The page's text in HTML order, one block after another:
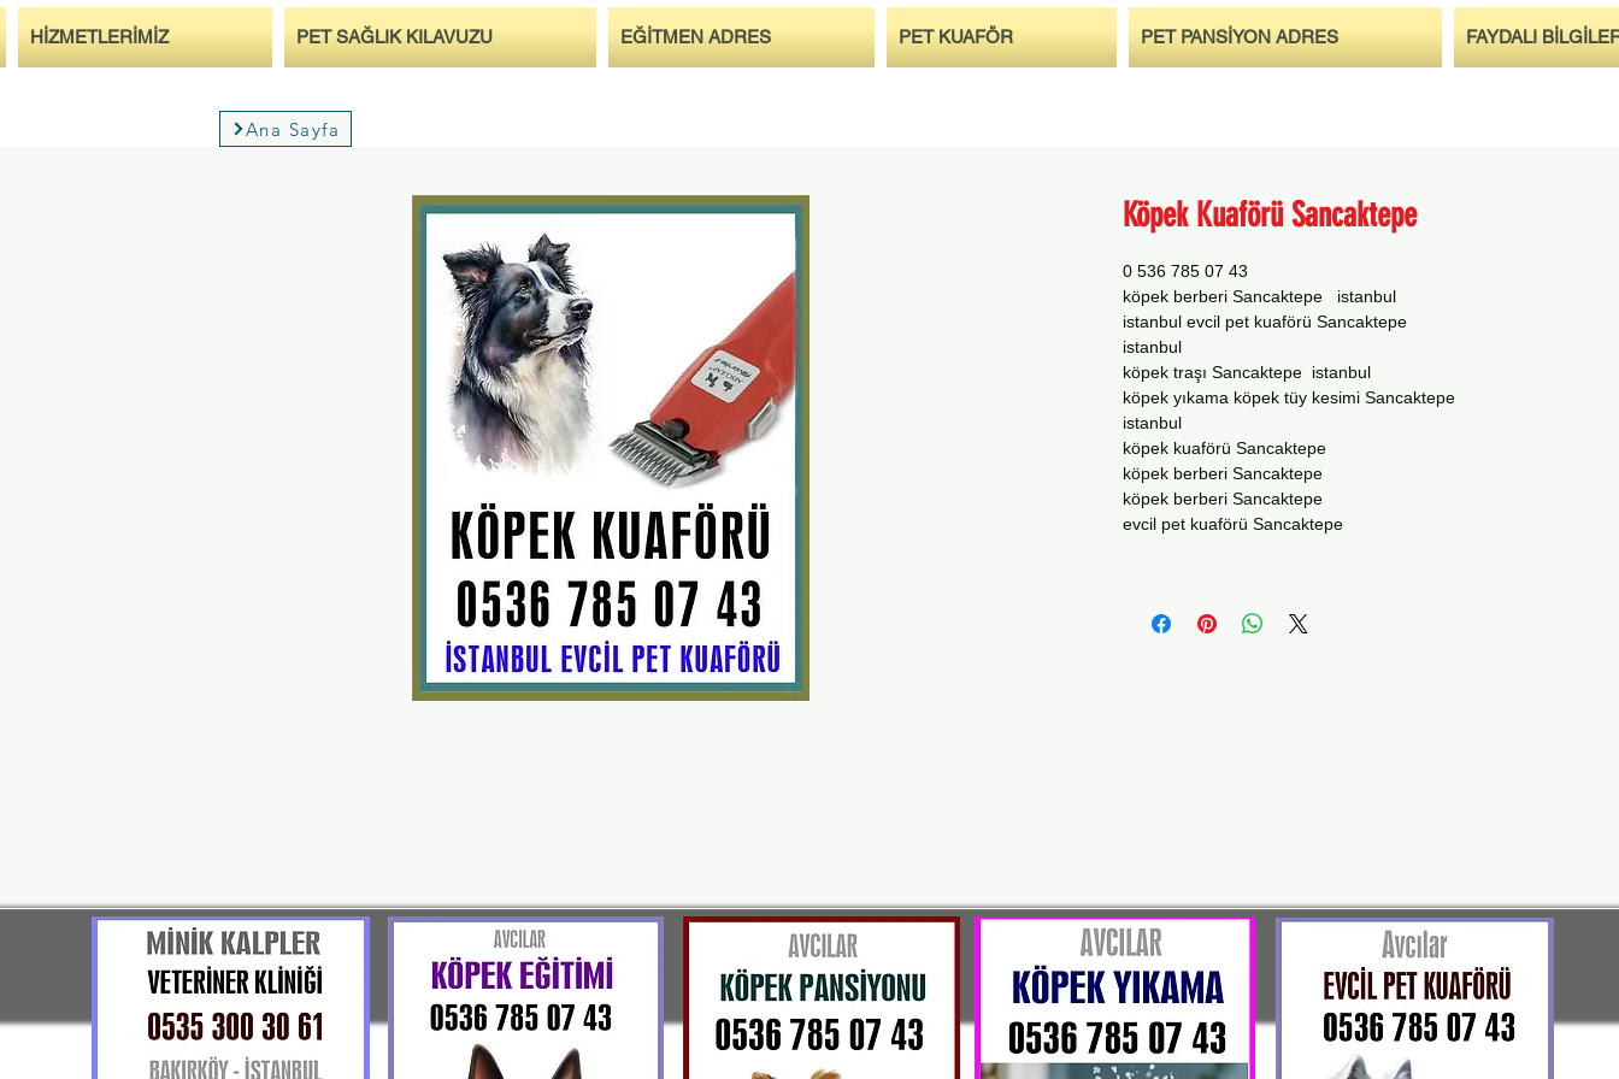
HİZMETLERİMİZ PET SAĞLIK KILAVUZU EĞİTMEN ADRES PET KUAFÖR PET PANSİYON ADRES FAYDALI
Ana Sayfa
Köpek Kuaförü Sancaktepe
0 536 785 07 43
köpek berberi Sancaktepe istanbul
istanbul evcil pet kuaförü Sancaktepe
istanbul
köpek traşı Sancaktepe istanbul
köpek yıkama köpek tüy kesimi Sancaktepe
istanbul
köpek kuaförü Sancaktepe
köpek berberi Sancaktepe
köpek berberi Sancaktepe
evcil pet kuaförü Sancaktepe